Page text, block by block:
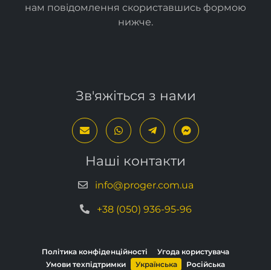
нам повідомлення скориставшись формою
нижче.
Зв'яжіться з нами
Наші контакти
info@proger.com.ua
+38 (050) 936-95-96
Політика конфіденційності
Угода користувача
Умови техпідтримки
Українська Російська